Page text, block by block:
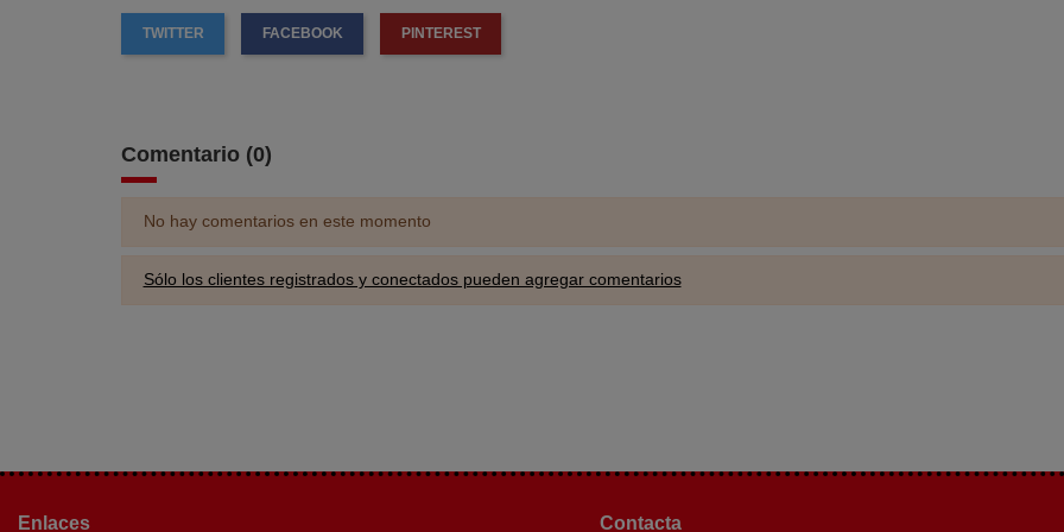
TWITTER FACEBOOK PINTEREST
Comentario (0)
No hay comentarios en este momento
Sólo los clientes registrados y conectados pueden agregar comentarios
Enlaces Contacta